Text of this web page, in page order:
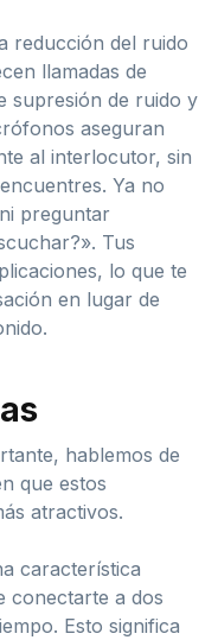
reducción del ruido
llamadas de
supresión de ruido y
aseguran
al interlocutor, sin
Ya no
preguntar
Tus
lo que te
en lugar de
hablemos de
que estos
atractivos.
característica
conectarte a dos
Esto significa